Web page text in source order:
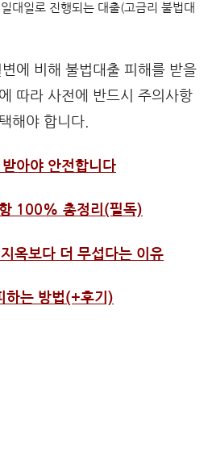
대일로 진행되는 대출(고금리 불법대
에 비해 불법대출 피해를 받을
따라 사전에 반드시 주의사항
해야 합니다.
아야 안전합니다
100% 총정리(필독)
옥보다 더 무섭다는 이유
하는 방법(+후기)